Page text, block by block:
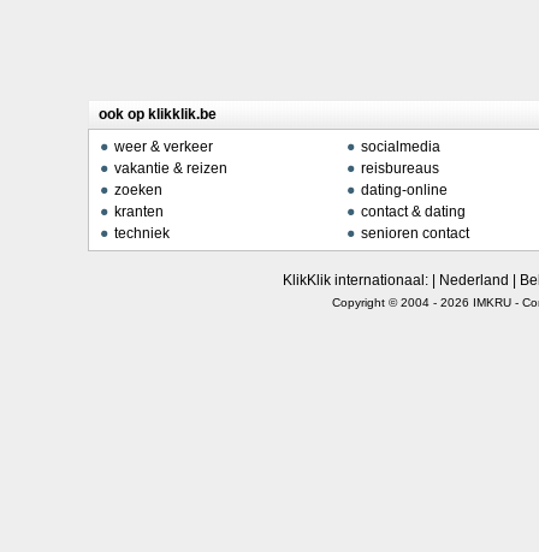
ook op klikklik.be
weer & verkeer
socialmedia
vakantie & reizen
reisbureaus
zoeken
dating-online
kranten
contact & dating
techniek
senioren contact
KlikKlik internationaal: | Nederland
Copyright © 2004 - 2026 IMKRU-